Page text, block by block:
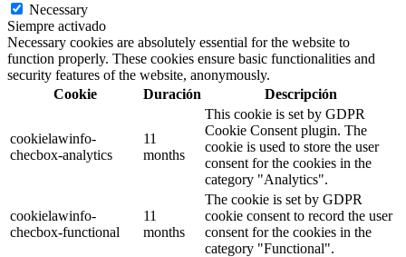
Necessary
Siempre activado
Necessary cookies are absolutely essential for the website to
function properly. These cookies ensure basic functionalities and
security features of the website, anonymously.
Cookie
Duración Descripción
cookielawinfo-
checbox-analytics
11
months
This cookie is set by GDPR
Cookie Consent plugin. The
cookie is used to store the user
consent for the cookies in the
category "Analytics".
cookielawinfo-
checbox-functional
11
months
The cookie is set by GDPR
cookie consent to record the user
consent for the cookies in the
category "Functional".